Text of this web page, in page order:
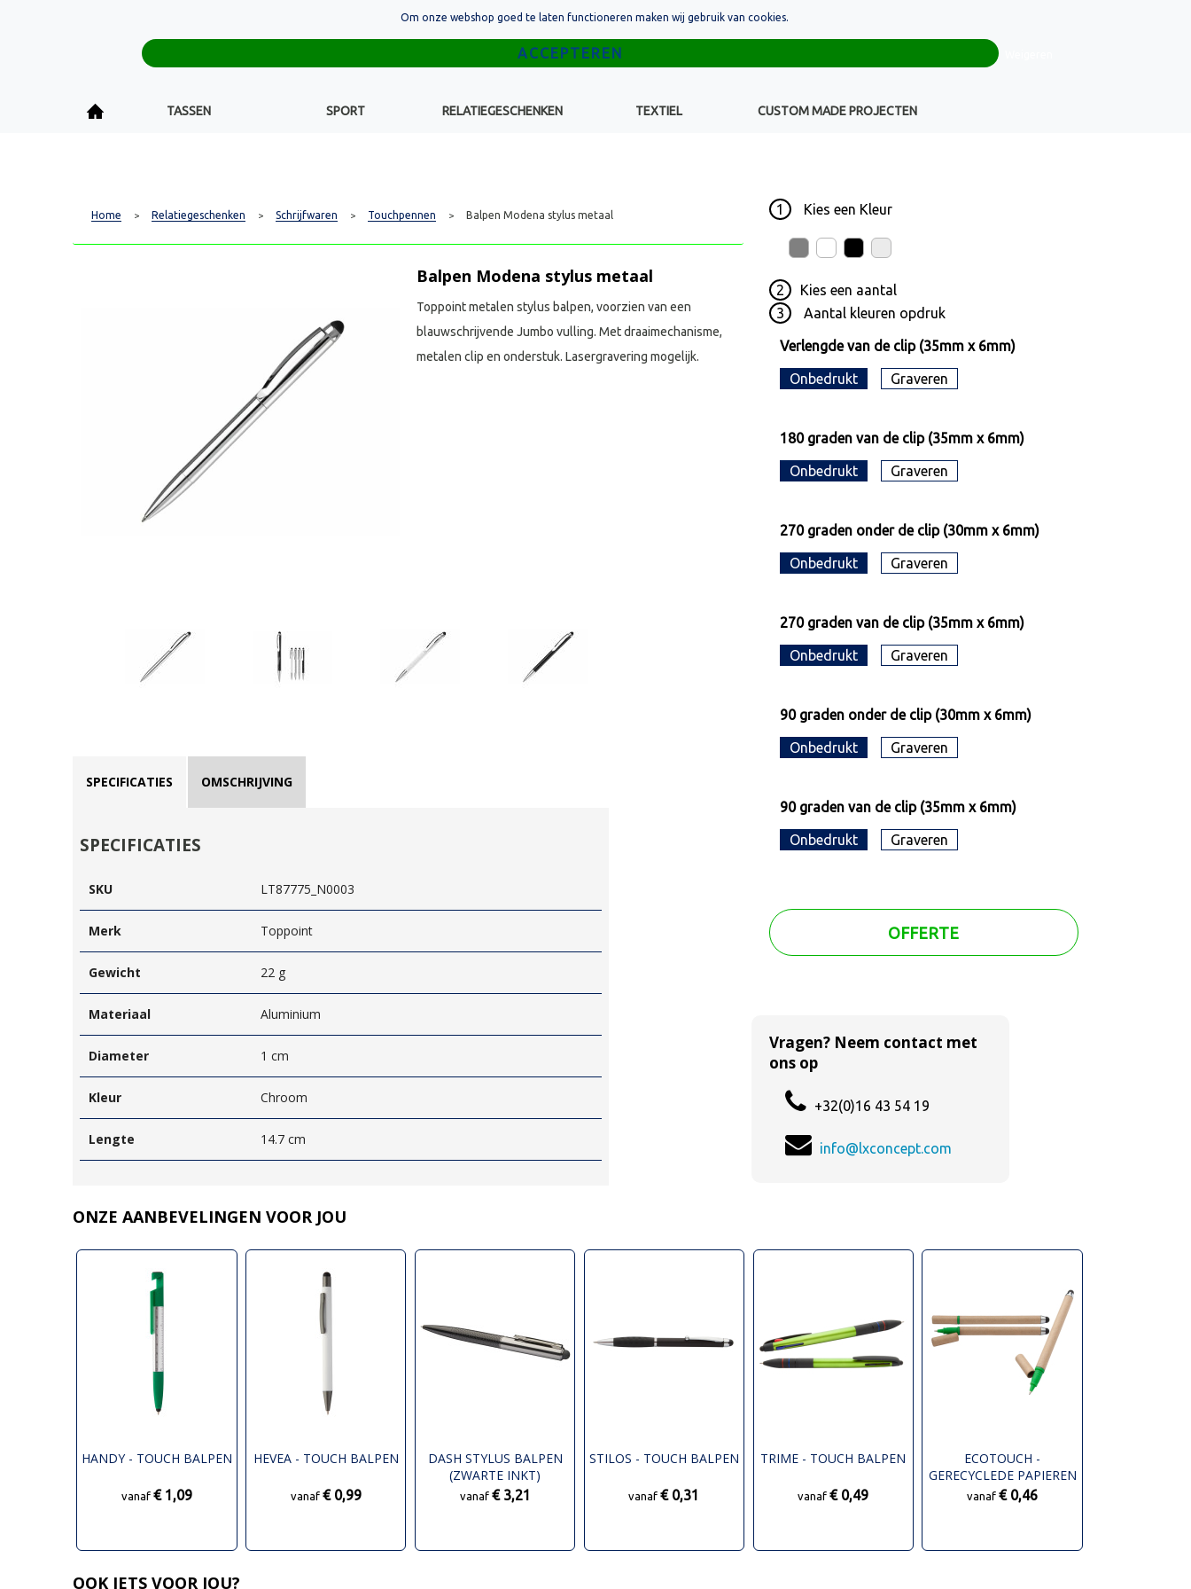
+32(0)16 43 54 19
TASSEN SPORT RELATIEGESCHENKEN TEXTIEL CUSTOM MADE PROJECTEN
Home > Relatiegeschenken > Schrijfwaren > Touchpennen > Balpen Modena stylus metaal 1 Kies een Kleur
2 Kies een aantal
3
Aantal kleuren opdruk
Verlengde van de clip (35mm x 6mm)
Onbedrukt Graveren
180 graden van de clip (35mm x 6mm)
Onbedrukt Graveren
270 graden onder de clip (30mm x 6mm)
Onbedrukt Graveren
270 graden van de clip (35mm x 6mm)
Onbedrukt Graveren
90 graden onder de clip (30mm x 6mm)
Onbedrukt Graveren
90 graden van de clip (35mm x 6mm)
Onbedrukt Graveren
OFFERTE
Balpen Modena stylus metaal
Toppoint metalen stylus balpen, voorzien van een
blauwschrijvende Jumbo vulling. Met draaimechanisme,
metalen clip en onderstuk. Lasergravering mogelijk.
SPECIFICATIES OMSCHRIJVING
SPECIFICATIES
SKU LT87775_N0003
Merk Toppoint
Gewicht 22 g
Materiaal Aluminium
Diameter 1 cm
Kleur Chroom
Lengte 14.7 cm
Vragen? Neem contact met
ons op
+32(0)16 43 54 19
info@lxconcept.com
ONZE AANBEVELINGEN VOOR JOU
HANDY - TOUCH BALPEN
vanaf € 1,09
HEVEA - TOUCH BALPEN
vanaf € 0,99
DASH STYLUS BALPEN
(ZWARTE INKT)
vanaf € 3,21
STILOS - TOUCH BALPEN
vanaf€ 0,31
TRIME - TOUCH BALPEN
vanaf€ 0,49
ECOTOUCH -
GERECYCLEDE PAPIEREN
TOUCH BALPEN
vanaf€ 0,46
OOK IETS VOOR JOU?
Om onze webshop goed te laten functioneren maken wij gebruik van cookies.